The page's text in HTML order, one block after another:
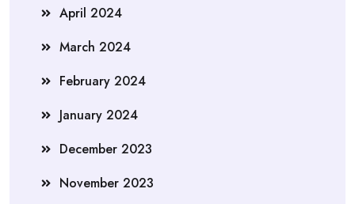
April 2024
March 2024
February 2024
January 2024
December 2023
November 2023